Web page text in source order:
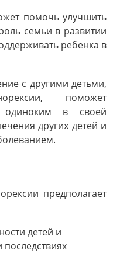
помочь улучшить
семьи в развитии
ребенка в
с другими детьми,
поможет
одиноким в своей
других детей и
предполагает
детей и